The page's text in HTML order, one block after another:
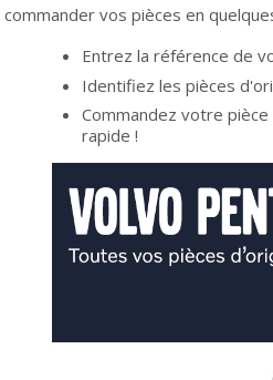
commander vos pièces en
Entrez la référence de
Identifiez les pièces
Commandez votre
rapide !